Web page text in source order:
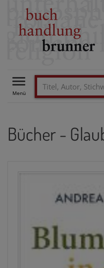
Toggle
navigation
Bücher -